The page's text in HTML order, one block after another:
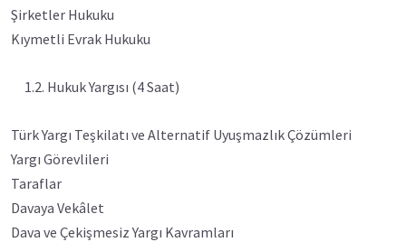
Şirketler Hukuku
Kıymetli Evrak Hukuku
1.2. Hukuk Yargısı (4 Saat)
Türk Yargı Teşkilatı ve Alternatif Uyuşmazlık Çözümleri
Yargı Görevlileri
Taraflar
Davaya Vekâlet
Dava ve Çekişmesiz Yargı Kavramları